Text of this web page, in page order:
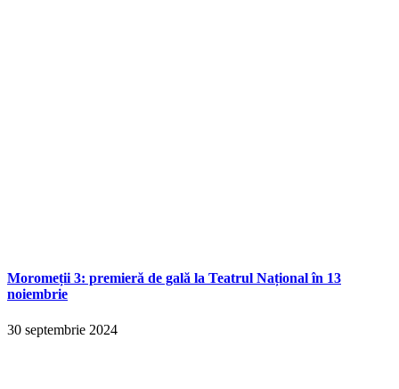
Moromeții 3: premieră de gală la Teatrul Național în 13
noiembrie
30 septembrie 2024